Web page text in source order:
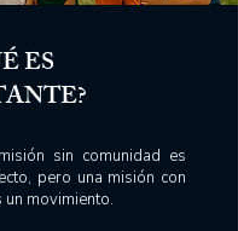
ES
sin comunidad es
pero una misión con
un movimiento.